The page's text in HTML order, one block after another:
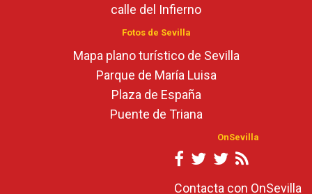
calle del Infierno
Fotos de Sevilla
Mapa plano turístico de Sevilla
Parque de María Luisa
Plaza de España
Puente de Triana
OnSevilla
Contacta con OnSevilla